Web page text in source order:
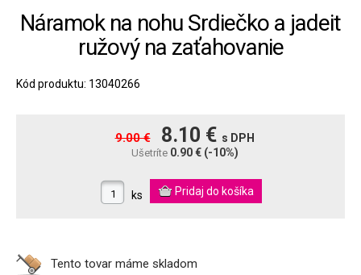
Náramok na nohu Srdiečko a jadeit
ružový na zaťahovanie
Kód produktu: 13040266
9.00 € 8.10 € s DPH
Ušetríte 0.90 € (-10%)
ks
Tento tovar máme skladom